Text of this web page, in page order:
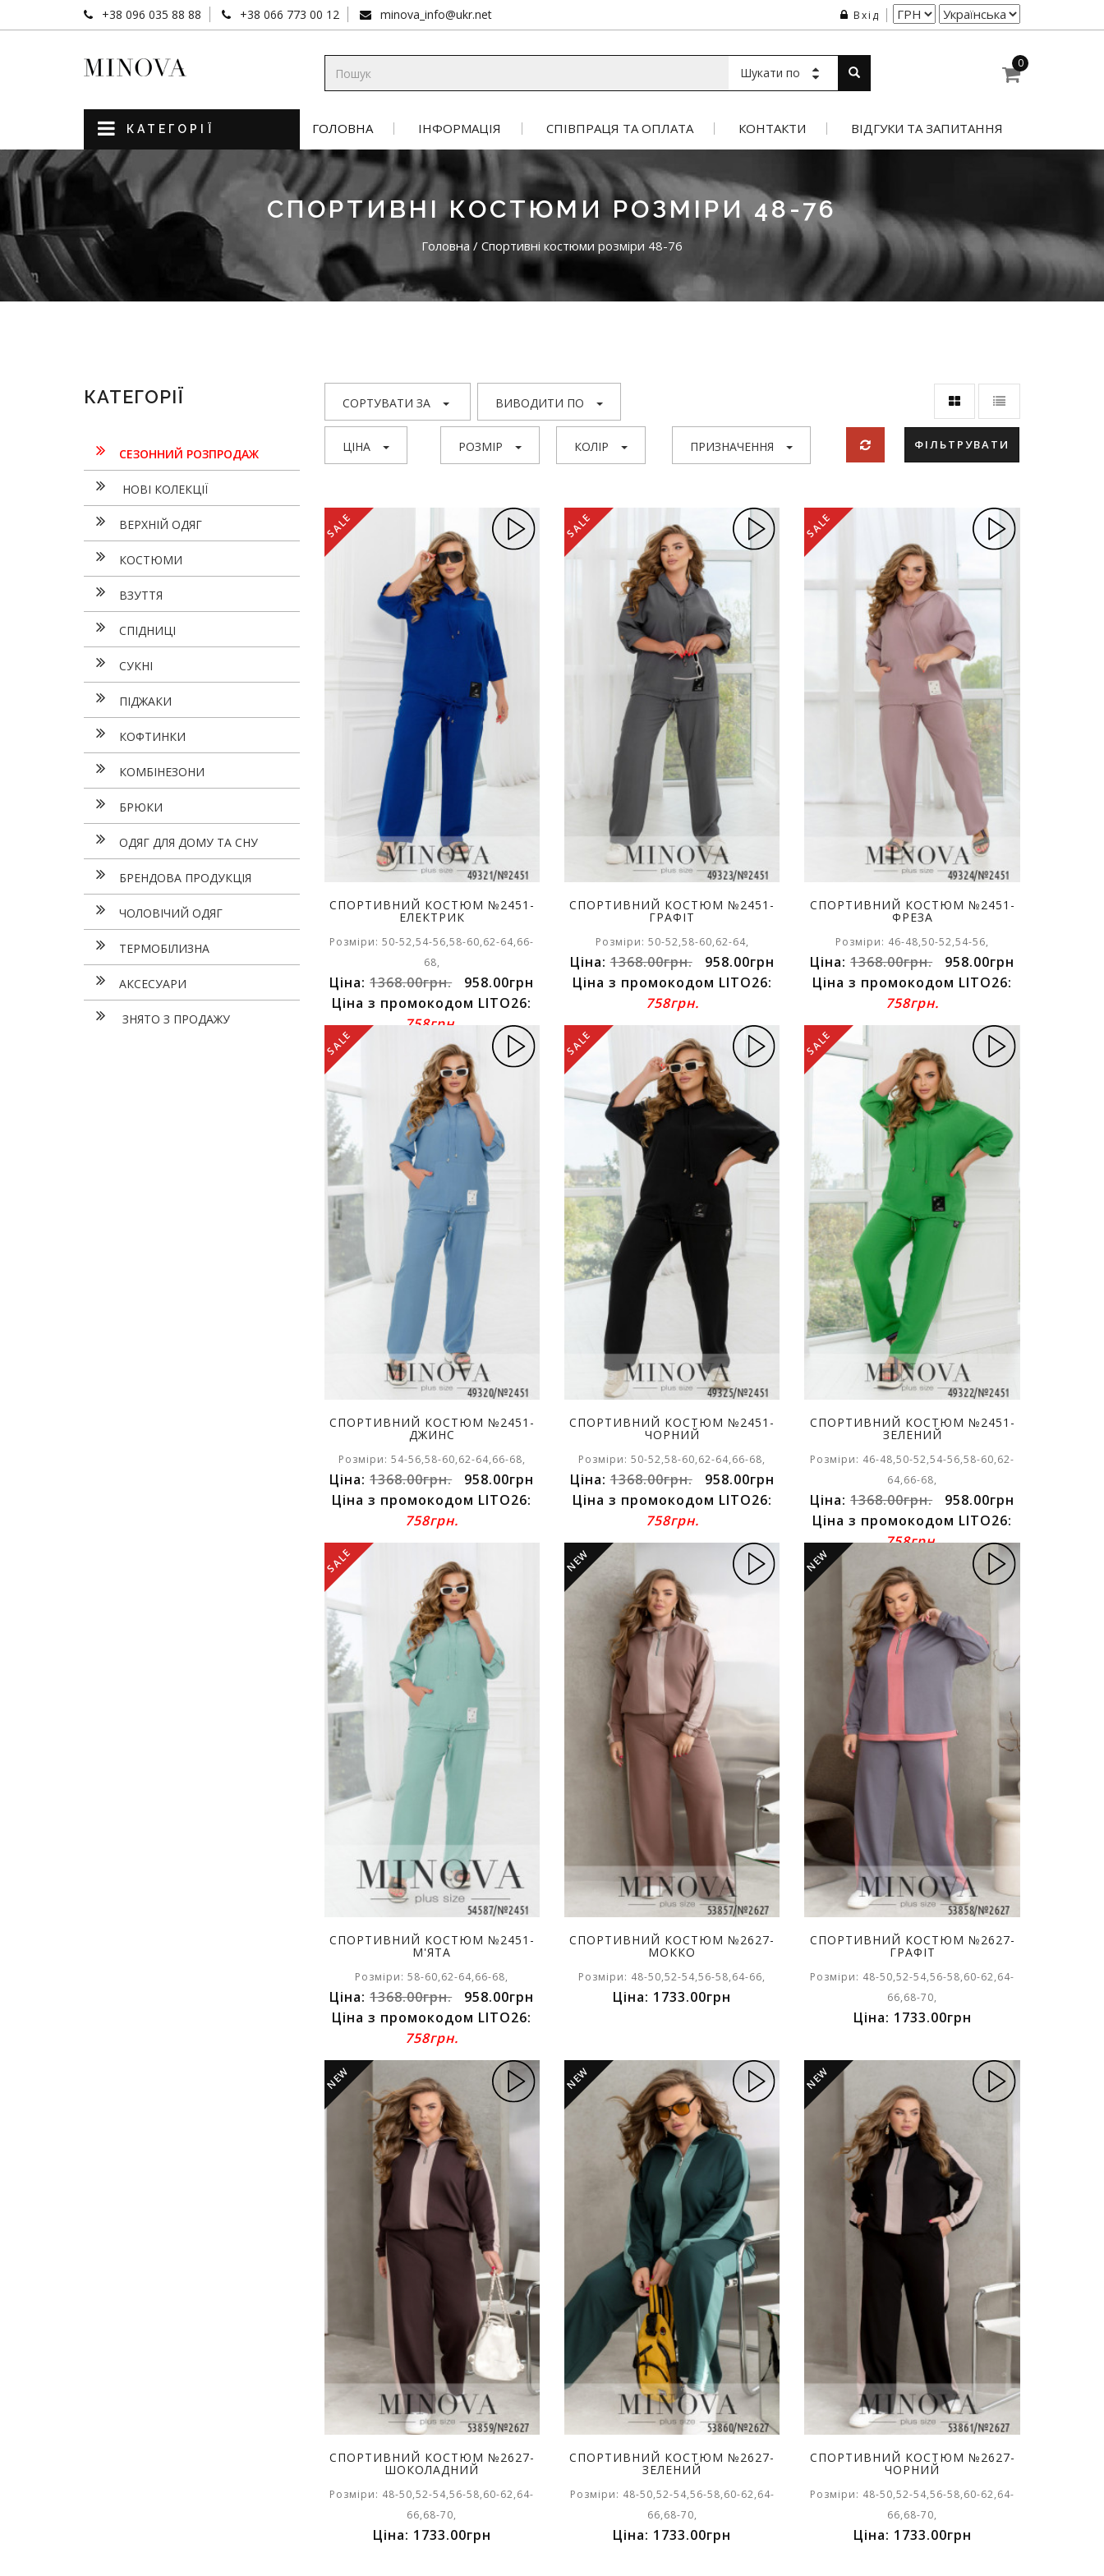
+38 096 035 88 88 +38 066 773 00 12 minova_info@ukr.net Вхід
Шукати по
0
КАТЕГОРІЇ ГОЛОВНА ІНФОРМАЦІЯ СПІВПРАЦЯ ТА ОПЛАТА КОНТАКТИ ВІДГУКИ ТА ЗАПИТАННЯ
СПОРТИВНІ КОСТЮМИ РОЗМІРИ 48-76
Головна / Спортивні костюми розміри 48-76
КАТЕГОРІЇ
СЕЗОННИЙ РОЗПРОДАЖ
НОВІ КОЛЕКЦІЇ
ВЕРХНІЙ ОДЯГ
КОСТЮМИ
ВЗУТТЯ
СПІДНИЦІ
СУКНI
ПІДЖАКИ
КОФТИНКИ
КОМБІНЕЗОНИ
БРЮКИ
ОДЯГ ДЛЯ ДОМУ ТА СНУ
БРЕНДОВА ПРОДУКЦІЯ
ЧОЛОВІЧИЙ ОДЯГ
ТЕРМОБІЛИЗНА
АКСЕСУАРИ
ЗНЯТО З ПРОДАЖУ
СОРТУВАТИ ЗА ВИВОДИТИ ПО
ЦІНА РОЗМІР КОЛІР ПРИЗНАЧЕННЯ ФІЛЬТРУВАТИ
SALE
СПОРТИВНИЙ КОСТЮМ №2451-
ЕЛЕКТРИК
Розміри: 50-52,54-56,58-60,62-64,66-
68,
Ціна:1368.00грн.
958.00грн
Ціна з промокодом LITO26:
758грн.
SALE
СПОРТИВНИЙ КОСТЮМ №2451-
ГРАФІТ
Розміри: 50-52,58-60,62-64,
Ціна:1368.00грн.
958.00грн
Ціна з промокодом LITO26:
758грн.
SALE
СПОРТИВНИЙ КОСТЮМ №2451-
ФРЕЗА
Розміри: 46-48,50-52,54-56,
Ціна:1368.00грн.
958.00грн
Ціна з промокодом LITO26:
758грн.
SALE
СПОРТИВНИЙ КОСТЮМ №2451-
ДЖИНС
Розміри: 54-56,58-60,62-64,66-68,
Ціна:1368.00грн.
958.00грн
Ціна з промокодом LITO26:
758грн.
SALE
СПОРТИВНИЙ КОСТЮМ №2451-
ЧОРНИЙ
Розміри: 50-52,58-60,62-64,66-68,
Ціна:1368.00грн.
958.00грн
Ціна з промокодом LITO26:
758грн.
SALE
СПОРТИВНИЙ КОСТЮМ №2451-
ЗЕЛЕНИЙ
Розміри: 46-48,50-52,54-56,58-60,62-
64,66-68,
Ціна:1368.00грн.
958.00грн
Ціна з промокодом LITO26:
758грн.
SALE
СПОРТИВНИЙ КОСТЮМ №2451-
М'ЯТА
Розміри: 58-60,62-64,66-68,
Ціна:1368.00грн.
958.00грн
Ціна з промокодом LITO26:
758грн.
NEW
СПОРТИВНИЙ КОСТЮМ №2627-
МОККО
Розміри: 48-50,52-54,56-58,64-66,
Ціна: 1733.00грн
NEW
СПОРТИВНИЙ КОСТЮМ №2627-
ГРАФІТ
Розміри: 48-50,52-54,56-58,60-62,64-
66,68-70,
Ціна: 1733.00грн
NEW
СПОРТИВНИЙ КОСТЮМ №2627-
ШОКОЛАДНИЙ
Розміри: 48-50,52-54,56-58,60-62,64-
66,68-70,
Ціна: 1733.00грн
NEW
СПОРТИВНИЙ КОСТЮМ №2627-
ЗЕЛЕНИЙ
Розміри: 48-50,52-54,56-58,60-62,64-
66,68-70,
Ціна: 1733.00грн
NEW
СПОРТИВНИЙ КОСТЮМ №2627-
ЧОРНИЙ
Розміри: 48-50,52-54,56-58,60-62,64-
66,68-70,
Ціна: 1733.00грн